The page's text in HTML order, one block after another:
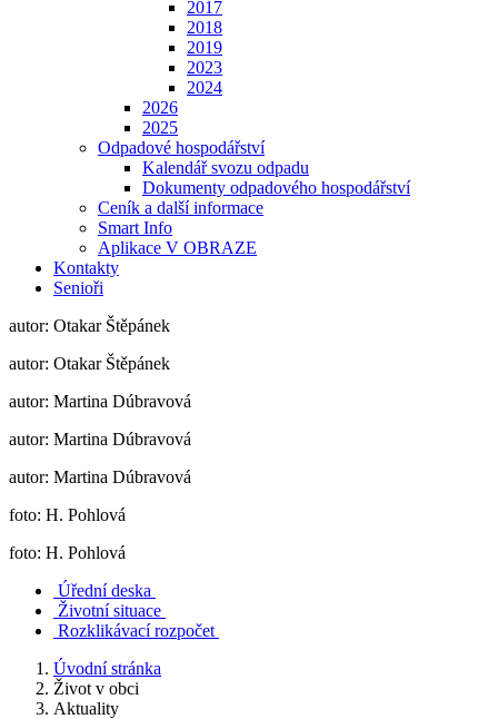
2017
2018
2019
2023
2024
2026
2025
Odpadové hospodářství
Kalendář svozu odpadu
Dokumenty odpadového hospodářství
Ceník a další informace
Smart Info
Aplikace V OBRAZE
Kontakty
Senioři
autor: Otakar Štěpánek
autor: Otakar Štěpánek
autor: Martina Dúbravová
autor: Martina Dúbravová
autor: Martina Dúbravová
foto: H. Pohlová
foto: H. Pohlová
Úřední deska
Životní situace
Rozklikávací rozpočet
Úvodní stránka
Život v obci
Aktuality